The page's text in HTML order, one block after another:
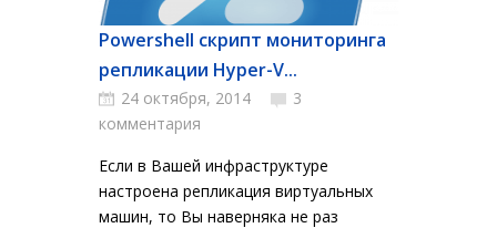
Powershell cкрипт мониторинга
репликации Hyper-V...
24 октября, 2014
3
комментария
Если в Вашей инфраструктуре
настроена репликация виртуальных
машин, то Вы наверняка не раз